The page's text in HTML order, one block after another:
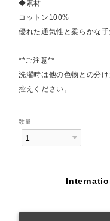
◆素材
コットン100%
優れた通気性と柔らかな
**ご注意**
洗濯時は他の色物との分
控えください。
数量